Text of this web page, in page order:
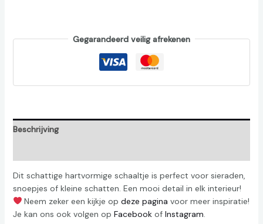
Gegarandeerd veilig afrekenen
Beschrijving
Dit schattige hartvormige schaaltje is perfect voor sieraden,
snoepjes of kleine schatten. Een mooi detail in elk interieur!
Neem zeker een kijkje opdeze pagina voor meer inspiratie!
Je kan ons ook volgen op Facebookof Instagram.